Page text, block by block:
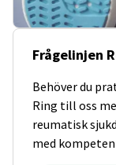
Frågelinjen
Behöver du
Ring till oss
reumatisk
med